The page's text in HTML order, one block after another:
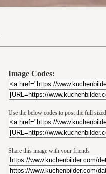
Image Codes:
Use the below codes to post the full
Share this image with your friends